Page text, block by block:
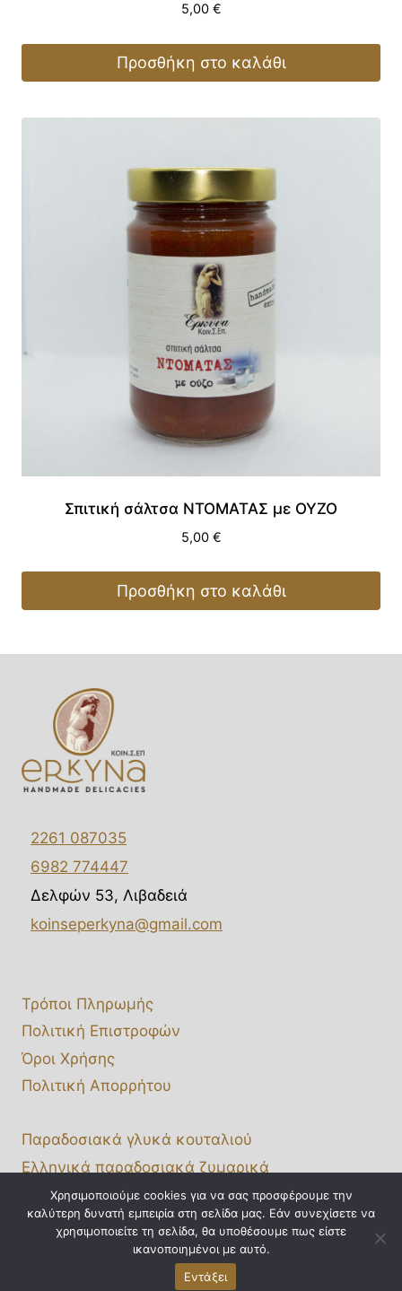
5,00 €
Προσθήκη στο καλάθι
Σπιτική σάλτσα ΝΤΟΜΑΤΑΣ με ΟΥΖΟ
5,00 €
Προσθήκη στο καλάθι
2261 087035
6982 774447
Δελφών 53, Λιβαδειά
koinseperkyna@gmail.com
Τρόποι Πληρωμής
Πολιτική Επιστροφών
Όροι Χρήσης
Πολιτική Απορρήτου
Παραδοσιακά γλυκά κουταλιού
Ελληνικά παραδοσιακά ζυμαρικά
Χονδρική πώληση
Affiliate Portal
© 2026 Κοιν.Σ.Επ. «ΈΡΚΥΝΑ» | Design by
Χρησιμοποιούμε cookies για να σας προσφέρουμε την
καλύτερη δυνατή εμπειρία στη σελίδα μας. Εάν συνεχίσετε να
χρησιμοποιείτε τη σελίδα, θα υποθέσουμε πως είστε
ικανοποιημένοι με αυτό.
Εντάξει